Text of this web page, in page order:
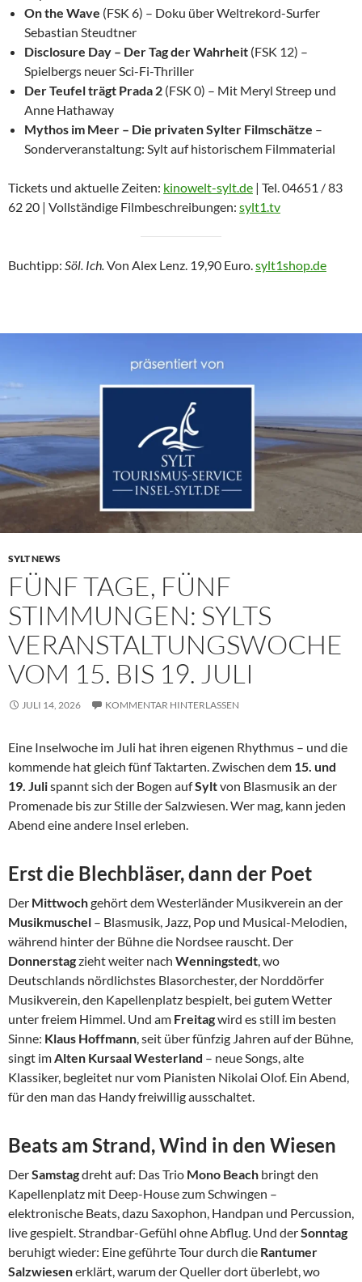
On the Wave (FSK 6) – Doku über Weltrekord-Surfer
Sebastian Steudtner
Disclosure Day – Der Tag der Wahrheit (FSK 12) –
Spielbergs neuer Sci-Fi-Thriller
Der Teufel trägt Prada 2 (FSK 0) – Mit Meryl Streep und
Anne Hathaway
Mythos im Meer – Die privaten Sylter Filmschätze –
Sonderveranstaltung: Sylt auf historischem Filmmaterial
Tickets und aktuelle Zeiten: kinowelt-sylt.de | Tel. 04651 / 83
62 20 | Vollständige Filmbeschreibungen: sylt1.tv
Buchtipp: Söl. Ich. Von Alex Lenz. 19,90 Euro. sylt1shop.de
SYLT NEWS
FÜNF TAGE, FÜNF
STIMMUNGEN: SYLTS
VERANSTALTUNGSWOCHE
VOM 15. BIS 19. JULI
JULI 14, 2026 KOMMENTAR HINTERLASSEN
Eine Inselwoche im Juli hat ihren eigenen Rhythmus – und die
kommende hat gleich fünf Taktarten. Zwischen dem 15. und
19. Julispannt sich der Bogen aufSyltvon Blasmusik an der
Promenade bis zur Stille der Salzwiesen. Wer mag, kann jeden
Abend eine andere Insel erleben.
Erst die Blechbläser, dann der Poet
Der Mittwochgehört dem Westerländer Musikverein an der
Musikmuschel – Blasmusik, Jazz, Pop und Musical-Melodien,
während hinter der Bühne die Nordsee rauscht. Der
Donnerstagzieht weiter nach Wenningstedt, wo
Deutschlands nördlichstes Blasorchester, der Norddörfer
Musikverein, den Kapellenplatz bespielt, bei gutem Wetter
unter freiem Himmel. Und am Freitagwird es still im besten
Sinne: Klaus Hoffmann, seit über fünfzig Jahren auf der Bühne,
singt imAlten Kursaal Westerland – neue Songs, alte
Klassiker, begleitet nur vom Pianisten Nikolai Olof. Ein Abend,
für den man das Handy freiwillig ausschaltet.
Beats am Strand, Wind in den Wiesen
DerSamstagdreht auf: Das Trio Mono Beach bringt den
Kapellenplatz mit Deep-House zum Schwingen –
elektronische Beats, dazu Saxophon, Handpan und Percussion,
live gespielt. Strandbar-Gefühl ohne Abflug. Und derSonntag
beruhigt wieder: Eine geführte Tour durch die Rantumer
Salzwiesenerklärt, warum der Queller dort überlebt, wo